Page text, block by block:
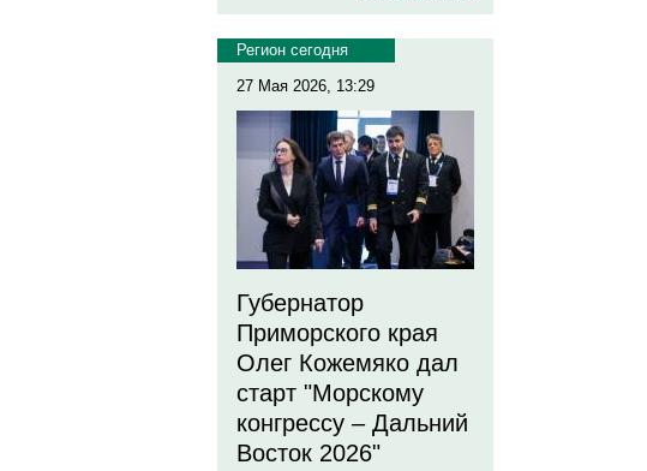
Регион сегодня
27 Мая 2026, 13:29
Губернатор
Приморского края
Олег Кожемяко дал
старт "Морскому
конгрессу – Дальний
Восток 2026"